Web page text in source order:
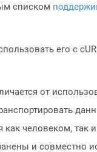
списком
его с
от
как человеком,
и совместно